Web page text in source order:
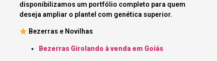
disponibilizamos um portfólio completo para quem
deseja ampliar o plantel com genética superior.
Bezerras e Novilhas
Bezerras Girolando à venda em Goiás